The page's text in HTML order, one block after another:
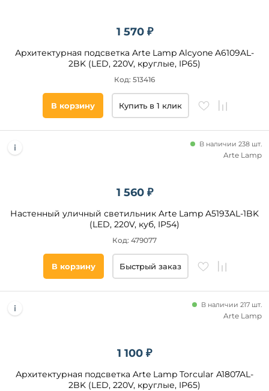
сад
Площадь
освещения,
Все
фильтры
Подобрать
1 570 ₽
Архитектурная подсветка Arte Lamp Alcyone A6109AL-
2BK (LED, 220V, круглые, IP65)
Код: 513416
В корзину Купить в 1 клик
1 560 ₽
Настенный уличный светильник Arte Lamp A5193AL-1BK
(LED, 220V, куб, IP54)
В наличии 238 шт.
Код: 479077
Arte Lamp
В корзину Быстрый заказ
1 100 ₽
Архитектурная подсветка Arte Lamp Torcular A1807AL-
2BK (LED, 220V, круглые, IP65)
В наличии 217 шт.
Arte Lamp